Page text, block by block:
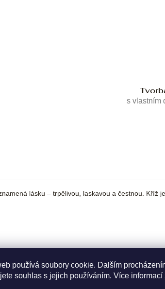
používá soubory cookie. Dalším
souhlas s jejich používáním. Více informací
s vlastním
lásku – trpělivou, laskavou a čestnou.